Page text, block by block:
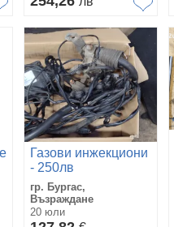
Газови инжекциони
- 250лв
гр. Бургас,
Възраждане
20 юли